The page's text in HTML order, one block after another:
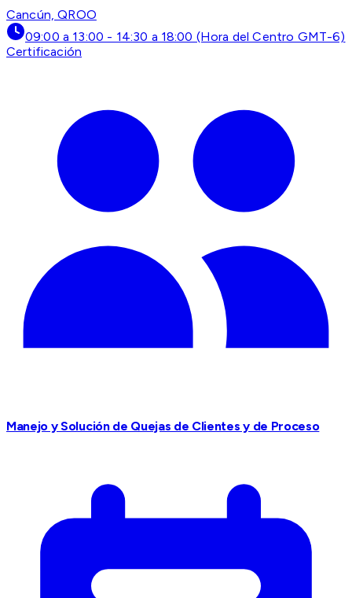
Cancún, QROO
09:00 a 13:00 - 14:30 a 18:00 (Hora del Centro GMT-6)
Certificación
Manejo y Solución de Quejas de Clientes y de Proceso